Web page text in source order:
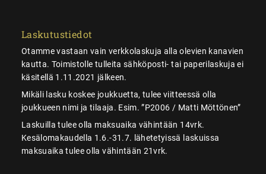
Laskutustiedot
Otamme vastaan vain verkkolaskuja alla olevien kanavien
kautta. Toimistolle tulleita sähköposti- tai paperilaskuja ei
käsitellä 1.11.2021 jälkeen.
Mikäli lasku koskee joukkuetta, tulee viitteessä olla
joukkueen nimi ja tilaaja. Esim. ”P2006 / Matti Möttönen”
Laskuilla tulee olla maksuaika vähintään 14vrk.
Kesälomakaudella 1.6.-31.7. lähetetyissä laskuissa
maksuaika tulee olla vähintään 21vrk.